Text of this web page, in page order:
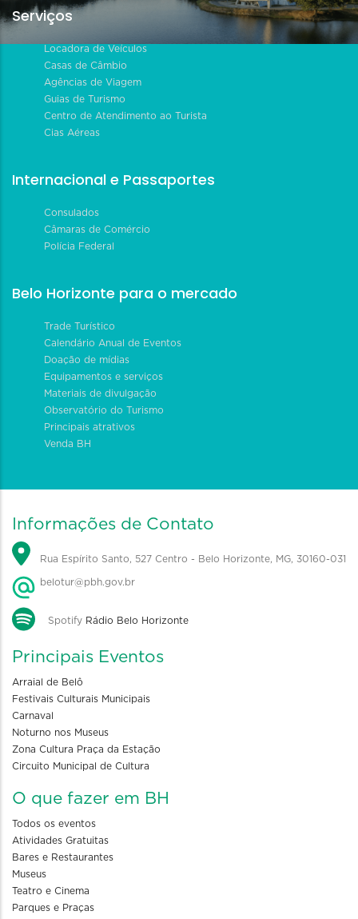
Serviços
Locadora de Veículos
Casas de Câmbio
Agências de Viagem
Guias de Turismo
Centro de Atendimento ao Turista
Cias Aéreas
Internacional e Passaportes
Consulados
Câmaras de Comércio
Polícia Federal
Belo Horizonte para o mercado
Trade Turístico
Calendário Anual de Eventos
Doação de mídias
Equipamentos e serviços
Materiais de divulgação
Observatório do Turismo
Principais atrativos
Venda BH
Informações de Contato
Rua Espírito Santo, 527 Centro - Belo Horizonte, MG, 30160-031
belotur@pbh.gov.br
Spotify Rádio Belo Horizonte
Principais Eventos
Arraial de Belô
Festivais Culturais Municipais
Carnaval
Noturno nos Museus
Zona Cultura Praça da Estação
Circuito Municipal de Cultura
O que fazer em BH
Todos os eventos
Atividades Gratuitas
Bares e Restaurantes
Museus
Teatro e Cinema
Parques e Praças